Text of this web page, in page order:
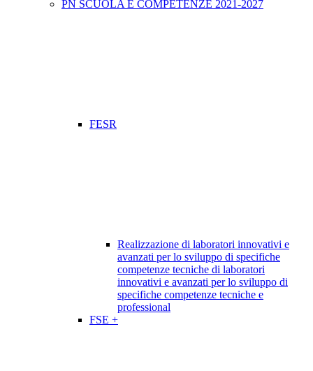
PN SCUOLA E COMPETENZE 2021-2027
FESR
Realizzazione di laboratori innovativi e
avanzati per lo sviluppo di specifiche
competenze tecniche di laboratori
innovativi e avanzati per lo sviluppo di
specifiche competenze tecniche e
professional
FSE +